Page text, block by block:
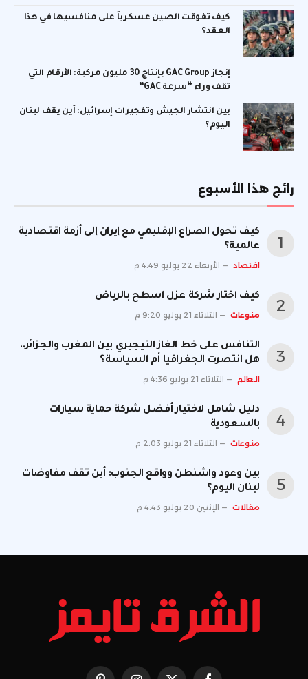
كيف تفوقت الصين عسكرياً على منافسيها في هذا
العقد؟
إنجاز GAC Group بإنتاج 30 مليون مركبة: الأرقام التي
تقف وراء “سرعة GAC”
بين انتشار الجيش وتفجيرات إسرائيل: أين يقف لبنان
اليوم؟
رائج هذا الأسبوع
كيف تحول الصراع الإقليمي مع إيران إلى أزمة اقتصادية
عالمية؟
اقتصاد الأربعاء 22 يوليو 4:49 م
كيف اختار شركة عزل اسطح بالرياض
منوعات الثلاثاء 21 يوليو 9:20 م
التنافس على خط الغاز النيجيري بين المغرب والجزائر..
هل انتصرت الجغرافيا أم السياسة؟
العالم الثلاثاء 21 يوليو 4:36 م
دليل شامل لاختيار أفضل شركة حماية سيارات
بالسعودية
منوعات الثلاثاء 21 يوليو 2:03 م
بين وعود واشنطن وواقع الجنوب: أين تقف مفاوضات
لبنان اليوم؟
مقالات الإثنين 20 يوليو 4:43 م